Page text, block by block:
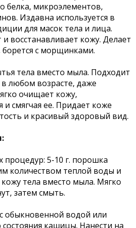
белка, микроэлементов,
Издавна используется в
для масок тела и лица.
восстанавливает кожу. Делает
борется с морщинками.
тела вместо мыла. Подходит
любом возрасте, даже
очищает кожу,
смягчая ее. Придает коже
и красивый здоровый вид.
процедур: 5-10 г. порошка
количеством теплой воды и
тела вместо мыла. Мягко
затем смыть.
обыкновенной водой или
кашицы. Нанести на